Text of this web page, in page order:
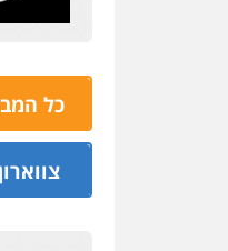
כלקשר רומנטי עם נשים | 16:44
| 14:08